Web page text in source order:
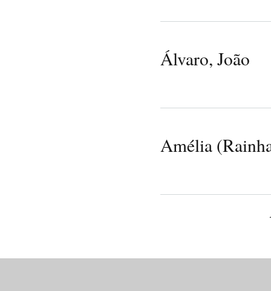
Álvaro, João
Amélia